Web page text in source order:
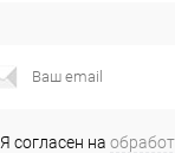
Я согласен на